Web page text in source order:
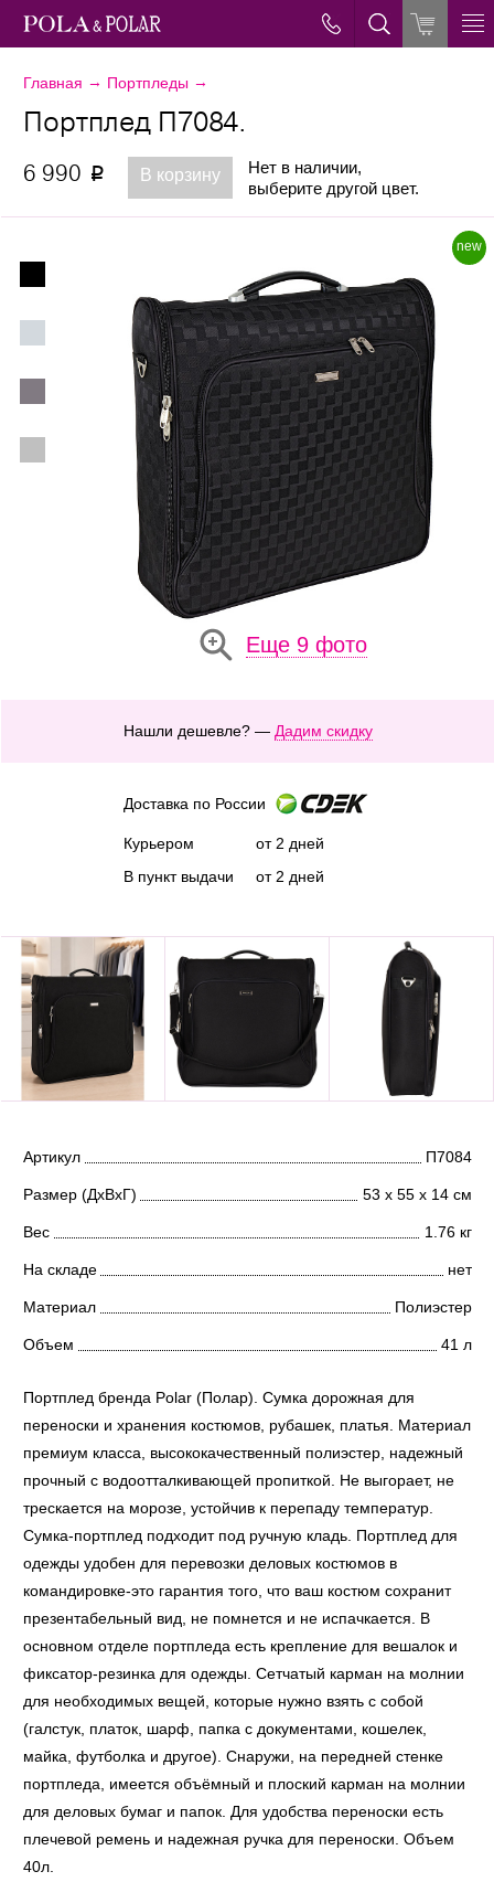
Главная → Портпледы →
Еще 9 фото
new
Портплед П7084.
6 990 p В корзину
Нет в наличии,
выберите другой цвет.
Нашли дешевле? — Дадим скидку
Доставка по России
Курьером
В пункт выдачи
от 2 дней
от 2 дней
Артикул П7084
Размер (ДхВхГ) 53 х 55 х 14 см
Вес 1.76 кг
На складе нет
Материал Полиэстер
Объем 41 л
Портплед бренда Polar (Полар). Сумка дорожная для
переноски и хранения костюмов, рубашек, платья. Материал
премиум класса, высококачественный полиэстер, надежный
прочный с водоотталкивающей пропиткой. Не выгорает, не
трескается на морозе, устойчив к перепаду температур.
Сумка-портплед подходит под ручную кладь. Портплед для
одежды удобен для перевозки деловых костюмов в
командировке-это гарантия того, что ваш костюм сохранит
презентабельный вид, не помнется и не испачкается. В
основном отделе портпледа есть крепление для вешалок и
фиксатор-резинка для одежды. Сетчатый карман на молнии
для необходимых вещей, которые нужно взять с собой
(галстук, платок, шарф, папка с документами, кошелек,
майка, футболка и другое). Снаружи, на передней стенке
портпледа, имеется объёмный и плоский карман на молнии
для деловых бумаг и папок. Для удобства переноски есть
плечевой ремень и надежная ручка для переноски. Объем
40л.